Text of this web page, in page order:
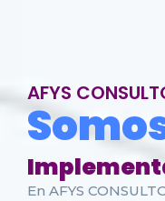
AFYS
Implement
En AFYS